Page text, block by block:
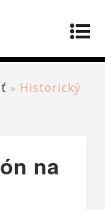
» Historický
na